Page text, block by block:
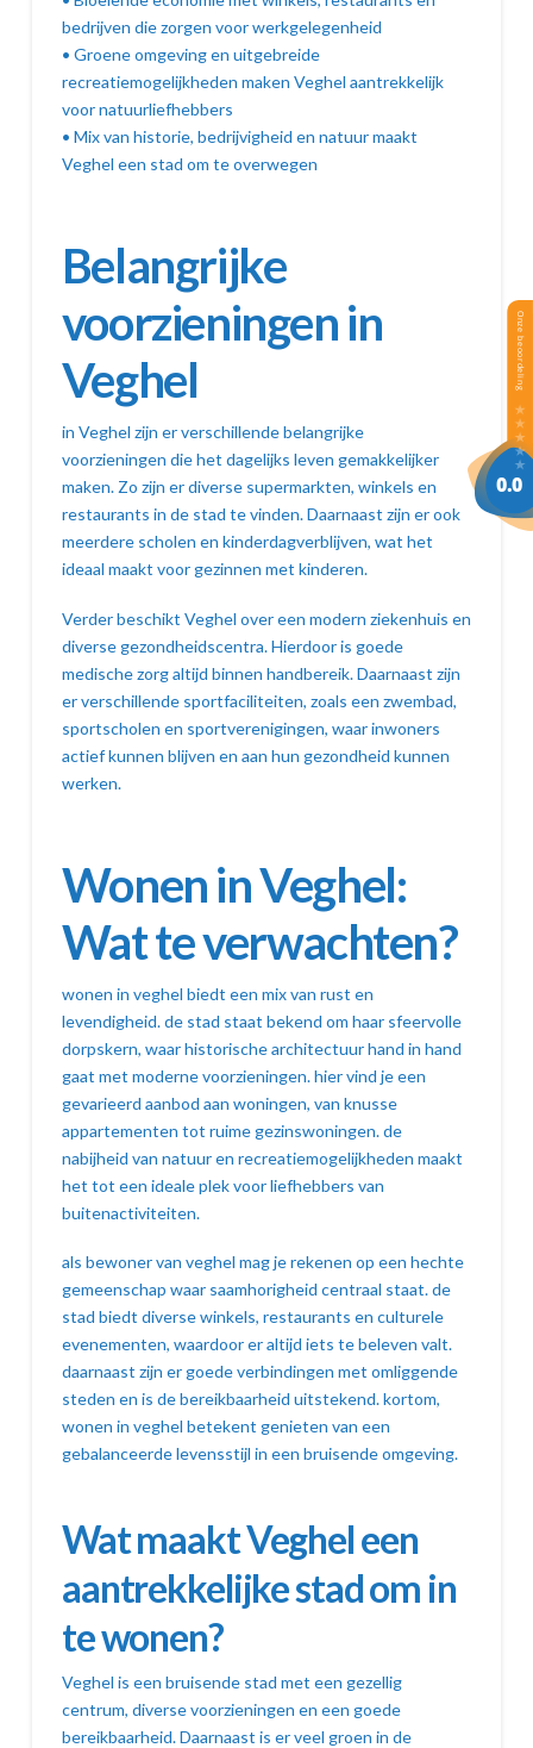
bedrijven die zorgen voor werkgelegenheid
• Groene omgeving en uitgebreide
recreatiemogelijkheden maken Veghel aantrekkelijk
voor natuurliefhebbers
• Mix van historie, bedrijvigheid en natuur maakt
Veghel een stad om te overwegen
Belangrijke
voorzieningen in
Veghel
in Veghel zijn er verschillende belangrijke
voorzieningen die het dagelijks leven gemakkelijker
maken. Zo zijn er diverse supermarkten, winkels en
restaurants in de stad te vinden. Daarnaast zijn er ook
meerdere scholen en kinderdagverblijven, wat het
ideaal maakt voor gezinnen met kinderen.
Verder beschikt Veghel over een modern ziekenhuis en
diverse gezondheidscentra. Hierdoor is goede
medische zorg altijd binnen handbereik. Daarnaast zijn
er verschillende sportfaciliteiten, zoals een zwembad,
sportscholen en sportverenigingen, waar inwoners
actief kunnen blijven en aan hun gezondheid kunnen
werken.
Wonen in Veghel:
Wat te verwachten?
wonen in veghel biedt een mix van rust en
levendigheid. de stad staat bekend om haar sfeervolle
dorpskern, waar historische architectuur hand in hand
gaat met moderne voorzieningen. hier vind je een
gevarieerd aanbod aan woningen, van knusse
appartementen tot ruime gezinswoningen. de
nabijheid van natuur en recreatiemogelijkheden maakt
het tot een ideale plek voor liefhebbers van
buitenactiviteiten.
als bewoner van veghel mag je rekenen op een hechte
gemeenschap waar saamhorigheid centraal staat. de
stad biedt diverse winkels, restaurants en culturele
evenementen, waardoor er altijd iets te beleven valt.
daarnaast zijn er goede verbindingen met omliggende
steden en is de bereikbaarheid uitstekend. kortom,
wonen in veghel betekent genieten van een
gebalanceerde levensstijl in een bruisende omgeving.
Wat maakt Veghel een
aantrekkelijke stad om in
te wonen?
Veghel is een bruisende stad met een gezellig
centrum, diverse voorzieningen en een goede
bereikbaarheid. Daarnaast is er veel groen in de